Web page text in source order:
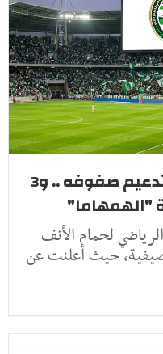
نادي حمام الأنف يواصل تدعيم صفوفه .. و3
"الهمهاما"
لحمام الأنف
حيث أعلنت عن